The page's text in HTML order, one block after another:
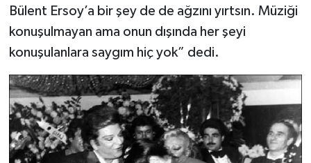
Bülent Ersoy’a bir şey de de ağzını yırtsın. Müziği
konuşulmayan ama onun dışında her şeyi
konuşulanlara saygım hiç yok” dedi.